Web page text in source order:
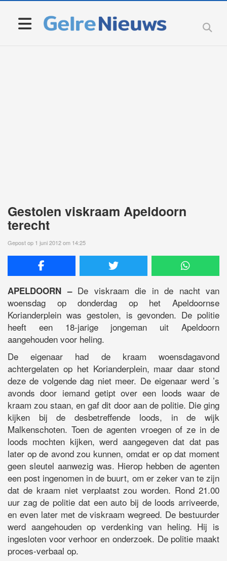
Gestolen viskraam Apeldoorn
terecht
Gepost op 1 juni 2012 om 14:25
APELDOORN – De viskraam die in de nacht van
woensdag op donderdag op het Apeldoornse
Korianderplein was gestolen, is gevonden. De politie
heeft een 18-jarige jongeman uit Apeldoorn
aangehouden voor heling.
De eigenaar had de kraam woensdagavond
achtergelaten op het Korianderplein, maar daar stond
deze de volgende dag niet meer. De eigenaar werd ’s
avonds door iemand getipt over een loods waar de
kraam zou staan, en gaf dit door aan de politie. Die ging
kijken bij de desbetreffende loods, in de wijk
Malkenschoten. Toen de agenten vroegen of ze in de
loods mochten kijken, werd aangegeven dat dat pas
later op de avond zou kunnen, omdat er op dat moment
geen sleutel aanwezig was. Hierop hebben de agenten
een post ingenomen in de buurt, om er zeker van te zijn
dat de kraam niet verplaatst zou worden. Rond 21.00
uur zag de politie dat een auto bij de loods arriveerde,
en even later met de viskraam wegreed. De bestuurder
werd aangehouden op verdenking van heling. Hij is
ingesloten voor verhoor en onderzoek. De politie maakt
proces-verbaal op.